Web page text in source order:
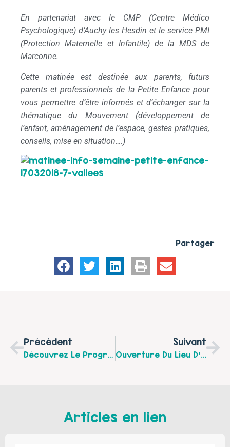
En partenariat avec le CMP (Centre Médico
Psychologique) d’Auchy les Hesdin et le service PMI
(Protection Maternelle et Infantile) de la MDS de
Marconne.
Cette matinée est destinée aux parents, futurs
parents et professionnels de la Petite Enfance pour
vous permettre d’être informés et d’échanger sur la
thématique du Mouvement (développement de
l’enfant, aménagement de l’espace, gestes pratiques,
conseils, mise en situation….)
Partager
Précédent
Découvrez Le Programme « Parent’hèse » De Mars À Mai 2018 Organisé Par La Communauté De Communes Des 7 Vallées
Suivant
Ouverture Du Lieu D’Accueil Enfants Parents « Au Fil De L’Eau » À Berck-Sur-Mer Le Mardi 3 Avril 2018 De 14 H À 16 H
Articles en lien